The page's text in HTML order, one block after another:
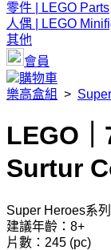
零件 | LEGO Parts
人偶 | LEGO
其他
會員
購物車
樂高盒組 >
LEGO
Surtur
Super Heroes系列
建議年齡：8+
片數：245 (pc)